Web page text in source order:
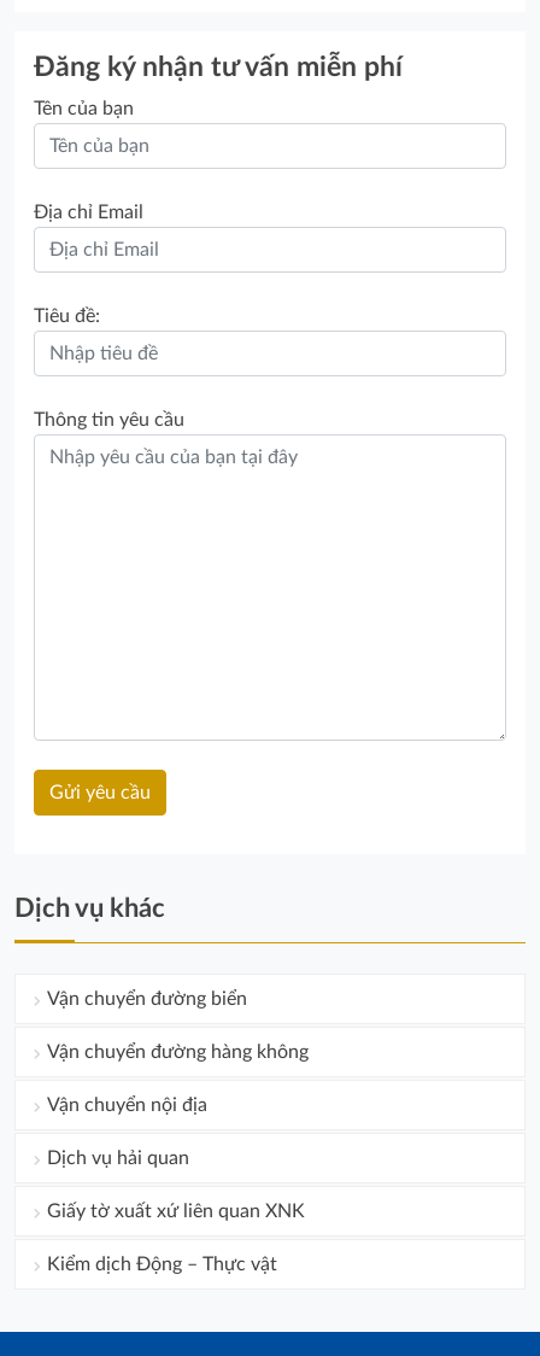
Đăng ký nhận tư vấn miễn phí
Tên của bạn
Địa chỉ Email
Tiêu đề:
Thông tin yêu cầu
Dịch vụ khác
Vận chuyển đường biển
Vận chuyển đường hàng không
Vận chuyển nội địa
Dịch vụ hải quan
Giấy tờ xuất xứ liên quan XNK
Kiểm dịch Động – Thực vật